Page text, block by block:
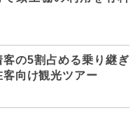
の5割占める乗り継ぎ
向け観光ツアー